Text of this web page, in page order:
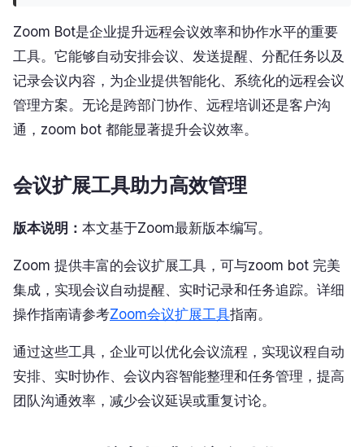
Zoom Bot是企业提升远程会议效率和协作水平的重要
工具。它能够自动安排会议、发送提醒、分配任务以及
记录会议内容，为企业提供智能化、系统化的远程会议
管理方案。无论是跨部门协作、远程培训还是客户沟
通，zoom bot 都能显著提升会议效率。
会议扩展工具助力高效管理
版本说明： 本文基于Zoom最新版本编写。
Zoom 提供丰富的会议扩展工具，可与zoom bot 完美
集成，实现会议自动提醒、实时记录和任务追踪。详细
操作指南请参考Zoom会议扩展工具指南。
通过这些工具，企业可以优化会议流程，实现议程自动
安排、实时协作、会议内容智能整理和任务管理，提高
团队沟通效率，减少会议延误或重复讨论。